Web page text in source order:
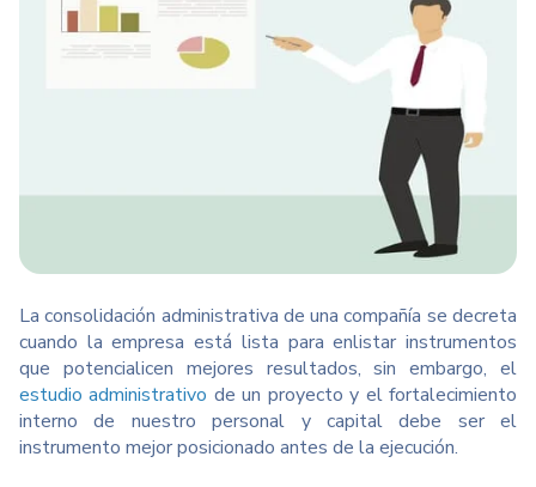
La consolidación administrativa de una compañía se decreta
cuando la empresa está lista para enlistar instrumentos
que potencialicen mejores resultados, sin embargo, el
estudio administrativo de un proyecto y el fortalecimiento
interno de nuestro personal y capital debe ser el
instrumento mejor posicionado antes de la ejecución.